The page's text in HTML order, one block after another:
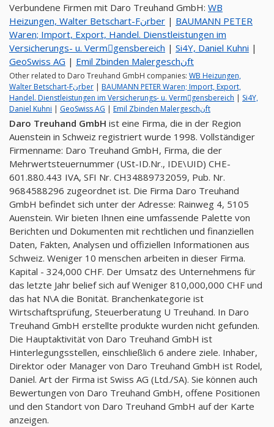
Verbundene Firmen mit Daro Treuhand GmbH: WB
Heizungen, Walter Betschart-Fنrber | BAUMANN PETER
Waren; Import, Export, Handel. Dienstleistungen im
Versicherungs- u. Vermِgensbereich | Si4Y, Daniel Kuhni |
GeoSwiss AG | Emil Zbinden Malergeschنft
Other related to Daro Treuhand GmbH companies: WB Heizungen,
Walter Betschart-Fنrber | BAUMANN PETER Waren; Import, Export,
Handel. Dienstleistungen im Versicherungs- u. Vermِgensbereich | Si4Y,
Daniel Kuhni | GeoSwiss AG | Emil Zbinden Malergeschنft
Daro Treuhand GmbH ist eine Firma, die in der Region
Auenstein in Schweiz registriert wurde 1998. Vollständiger
Firmenname: Daro Treuhand GmbH, Firma, die der
Mehrwertsteuernummer (USt-ID.Nr., IDE\UID) CHE-
601.880.443 IVA, SFI Nr. CH34889732059, Pub. Nr.
9684588296 zugeordnet ist. Die Firma Daro Treuhand
GmbH befindet sich unter der Adresse: Rainweg 4, 5105
Auenstein. Wir bieten Ihnen eine umfassende Palette von
Berichten und Dokumenten mit rechtlichen und finanziellen
Daten, Fakten, Analysen und offiziellen Informationen aus
Schweiz. Weniger 10 menschen arbeiten in dieser Firma.
Kapital - 324,000 CHF. Der Umsatz des Unternehmens für
das letzte Jahr belief sich auf Weniger 810,000,000 CHF und
das hat N\A die Bonität. Branchenkategorie ist
Wirtschaftsprüfung, Steuerberatung U Treuhand. In Daro
Treuhand GmbH erstellte produkte wurden nicht gefunden.
Die Hauptaktivität von Daro Treuhand GmbH ist
Hinterlegungsstellen, einschließlich 6 andere ziele. Inhaber,
Direktor oder Manager von Daro Treuhand GmbH ist Rodel,
Daniel. Art der Firma ist Swiss AG (Ltd./SA). Sie können auch
Bewertungen von Daro Treuhand GmbH, offene Positionen
und den Standort von Daro Treuhand GmbH auf der Karte
anzeigen.